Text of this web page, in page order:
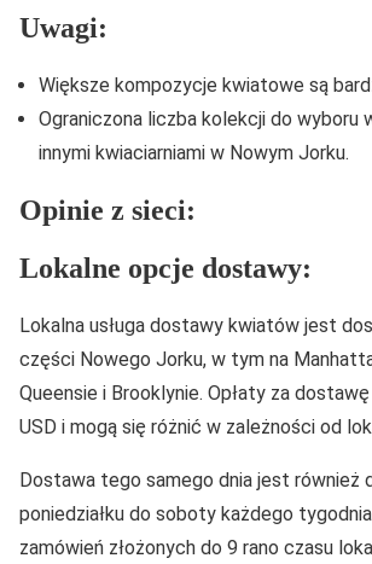
Uwagi:
Większe kompozycje kwiatowe są
Ograniczona liczba kolekcji do wyboru
innymi kwiaciarniami w Nowym Jorku.
Opinie z sieci:
Lokalne opcje dostawy:
Lokalna usługa dostawy kwiatów jest
części Nowego Jorku, w tym na
Queensie i Brooklynie. Opłaty za
USD i mogą się różnić w zależności od
Dostawa tego samego dnia jest również
poniedziałku do soboty każdego
zamówień złożonych do 9 rano czasu